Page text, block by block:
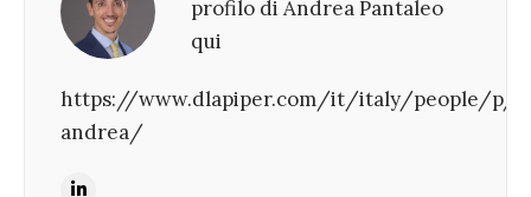
profilo di Andrea Pantaleo
qui
https://www.dlapiper.com/it/italy/people/p/
andrea/